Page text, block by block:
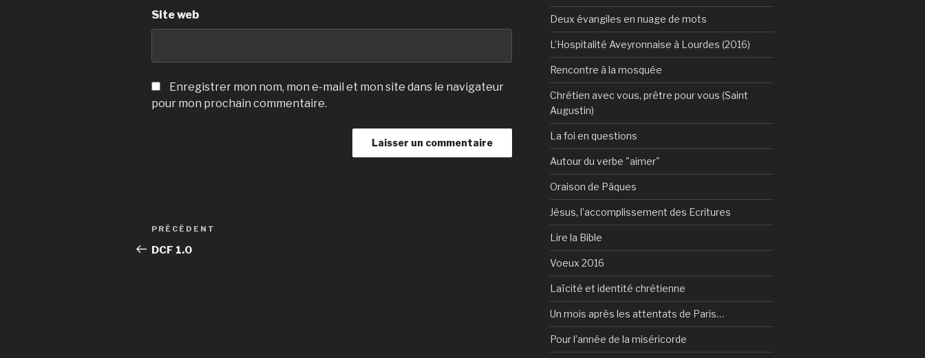
Site web
Enregistrer mon nom, mon e-mail et mon site dans le navigateur
pour mon prochain commentaire.
Navigation
de
Article
précédent
PRÉCÉDENT
DCF 1.0
Deux évangiles en nuage de mots
L’Hospitalité Aveyronnaise à Lourdes (2016)
Rencontre à la mosquée
Chrétien avec vous, prêtre pour vous (Saint
Augustin)
La foi en questions
Autour du verbe "aimer"
Oraison de Pâques
Jésus, l’accomplissement des Ecritures
Lire la Bible
Voeux 2016
Laïcité et identité chrétienne
Un mois après les attentats de Paris…
Pour l’année de la miséricorde